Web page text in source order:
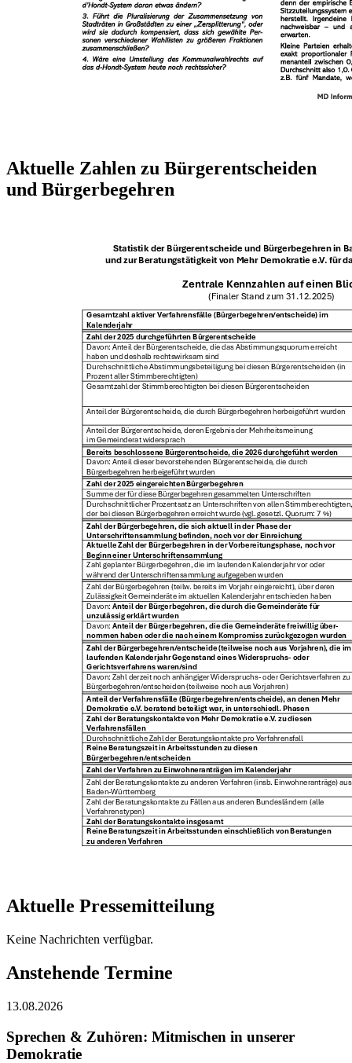
Aktuelle Zahlen zu Bürgerentscheiden
und Bürgerbegehren
Aktuelle Pressemitteilung
Keine Nachrichten verfügbar.
Anstehende Termine
13.08.2026
Sprechen & Zuhören: Mitmischen in unserer
Demokratie